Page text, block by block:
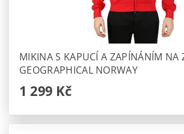
MIKINA S KAPUCÍ A ZAPÍNÁNÍM NA
GEOGRAPHICAL NORWAY
1 299 Kč